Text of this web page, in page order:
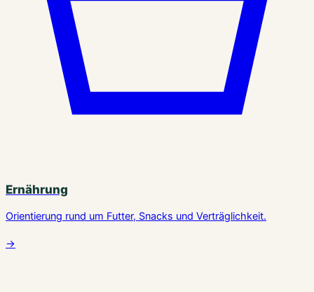
Ernährung
Orientierung rund um Futter, Snacks und Verträglichkeit.
→